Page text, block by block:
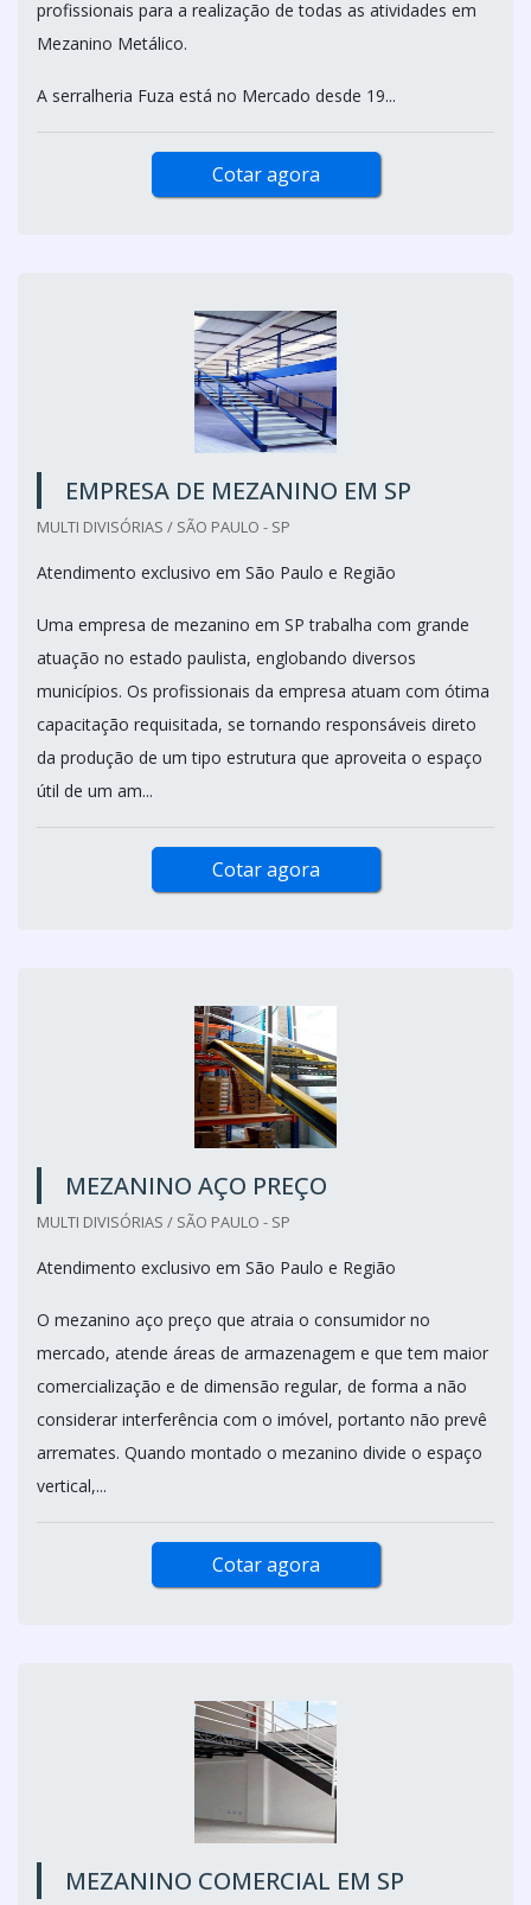
profissionais para a realização de todas as atividades em
Mezanino Metálico.
A serralheria Fuza está no Mercado desde 19...
Cotar agora
EMPRESA DE MEZANINO EM SP
MULTI DIVISÓRIAS / SÃO PAULO - SP
Atendimento exclusivo em São Paulo e Região
Uma empresa de mezanino em SP trabalha com grande
atuação no estado paulista, englobando diversos
municípios. Os profissionais da empresa atuam com ótima
capacitação requisitada, se tornando responsáveis direto
da produção de um tipo estrutura que aproveita o espaço
útil de um am...
Cotar agora
MEZANINO AÇO PREÇO
MULTI DIVISÓRIAS / SÃO PAULO - SP
Atendimento exclusivo em São Paulo e Região
O mezanino aço preço que atraia o consumidor no
mercado, atende áreas de armazenagem e que tem maior
comercialização e de dimensão regular, de forma a não
considerar interferência com o imóvel, portanto não prevê
arremates. Quando montado o mezanino divide o espaço
vertical,...
Cotar agora
MEZANINO COMERCIAL EM SP